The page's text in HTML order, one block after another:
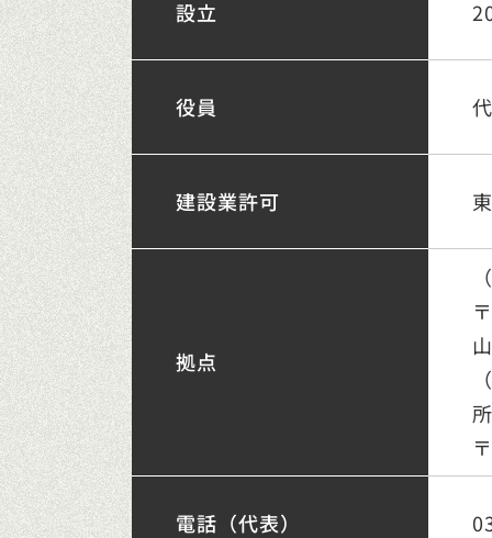
設立
役員
建設業許可
拠点
電話（代表）